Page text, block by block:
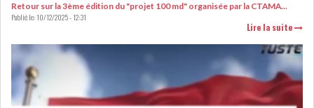
OFFICEPLAST : YASSINE ABID
ANIMERA UNE C...
Retour sur la 3ème édition du "projet 100 md" organisée par la CTAMA...
Publié le:10/12/2025 - 12:31
Lire la suite